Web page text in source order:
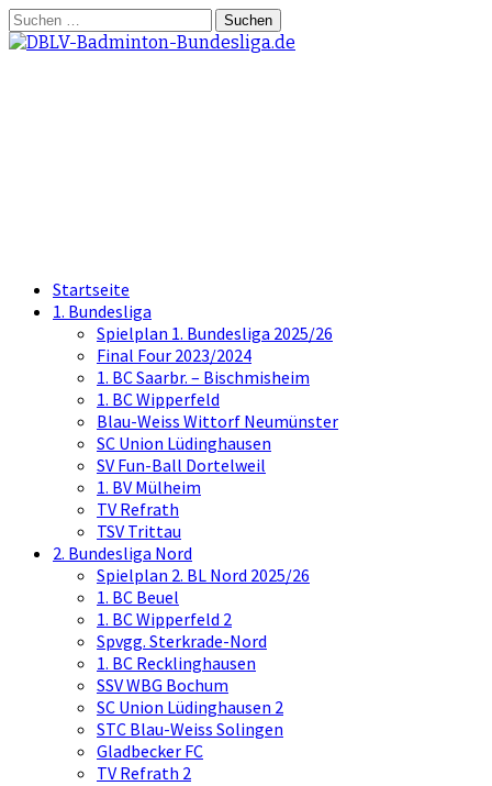
Springe
zum
Suchen
nach:
Startseite
1. Bundesliga
Spielplan 1. Bundesliga 2025/26
Final Four 2023/2024
1. BC Saarbr. – Bischmisheim
1. BC Wipperfeld
Blau-Weiss Wittorf Neumünster
SC Union Lüdinghausen
SV Fun-Ball Dortelweil
1. BV Mülheim
TV Refrath
TSV Trittau
2. Bundesliga Nord
Spielplan 2. BL Nord 2025/26
1. BC Beuel
1. BC Wipperfeld 2
Spvgg. Sterkrade-Nord
1. BC Recklinghausen
SSV WBG Bochum
SC Union Lüdinghausen 2
STC Blau-Weiss Solingen
Gladbecker FC
TV Refrath 2